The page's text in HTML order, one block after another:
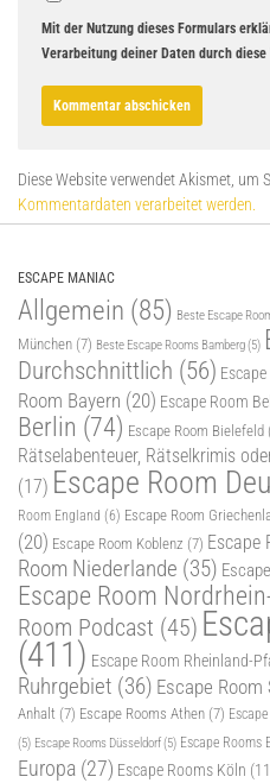
Mit der Nutzung dieses Formulars
Verarbeitung deiner Daten durch
Diese Website verwendet Akismet, um
Kommentardaten verarbeitet werden.
ESCAPE MANIAC
Allgemein (85) Beste Escape
München (7) Beste Escape Rooms Bamberg(5)
Durchschnittlich (56)
Room Bayern (20) Escape Room
Berlin (74) Escape Room Bielefeld
Rätselabenteuer, Rätselkrimis
(17) Escape Room
Room England (6) Escape Room
(20) Escape Room Koblenz (7) Escape
Room Niederlande (35)
Escape Room
Room Podcast (45)
(411) Escape Room Rheinland-
Ruhrgebiet (36) Escape Room
Anhalt (7) Escape Rooms Athen (7)
(5) Escape Rooms Düsseldorf(5) Escape Rooms
Europa (27) Escape Rooms Köln